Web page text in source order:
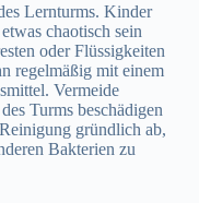
Lernturms. Kinder
chaotisch sein
oder Flüssigkeiten
regelmäßig mit einem
Vermeide
Turms beschädigen
gründlich ab,
Bakterien zu